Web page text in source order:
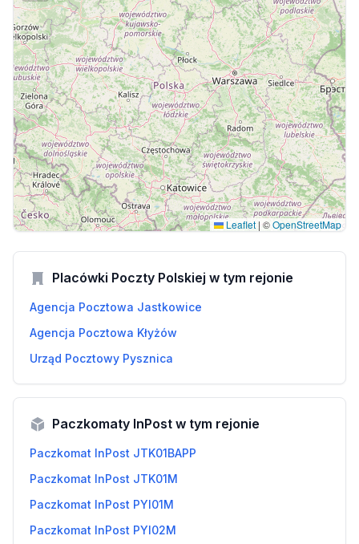
Leaflet | ©OpenStreetMap
Placówki Poczty Polskiej w tym rejonie
Agencja Pocztowa Jastkowice
Agencja Pocztowa Kłyżów
Urząd Pocztowy Pysznica
Paczkomaty InPost w tym rejonie
Paczkomat InPost JTK01BAPP
Paczkomat InPost JTK01M
Paczkomat InPost PYI01M
Paczkomat InPost PYI02M